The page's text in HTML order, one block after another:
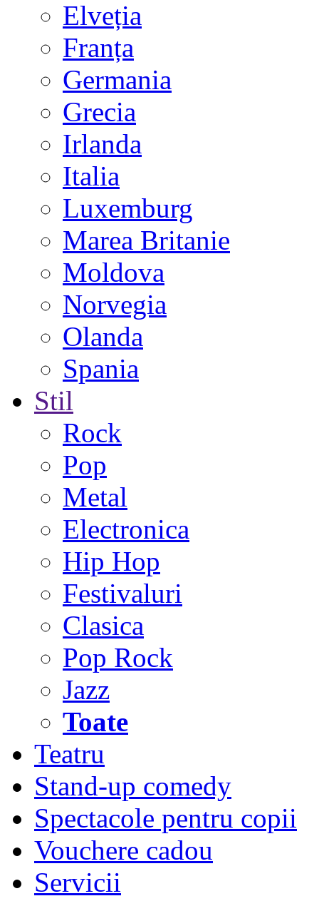
Elveția
Franța
Germania
Grecia
Irlanda
Italia
Luxemburg
Marea Britanie
Moldova
Norvegia
Olanda
Spania
Stil
Rock
Pop
Metal
Electronica
Hip Hop
Festivaluri
Clasica
Pop Rock
Jazz
Toate
Teatru
Stand-up comedy
Spectacole pentru copii
Vouchere cadou
Servicii